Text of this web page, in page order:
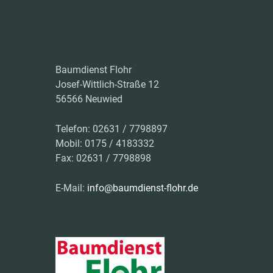
Baumdienst Flohr
Josef-Wittlich-Straße 12
56566 Neuwied
Telefon: 02631 / 7798897
Mobil: 0175 / 4183332
Fax: 02631 / 7798898
E-Mail: info@baumdienst-flohr.de